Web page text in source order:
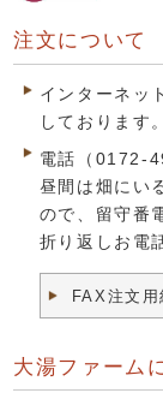
注文について
インターネッ
しております。
電話（0172-
昼間は畑にい
ので、留守番
折り返しお電
FAX注文用
大湯ファーム